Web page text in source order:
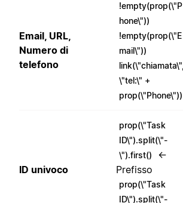
Email, URL,
Numero di
telefono
!empty(prop(\"P
hone\"))
!empty(prop(\"E
mail\"))
link(\"chiamata\",
\"tel:\" +
prop(\"Phone\"))
ID univoco
prop(\"Task
ID\").split(\"-
\").first()
←
Prefisso
prop(\"Task
ID\").split(\"-